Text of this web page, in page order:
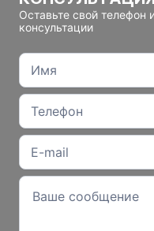
Оставьте свой
консультации